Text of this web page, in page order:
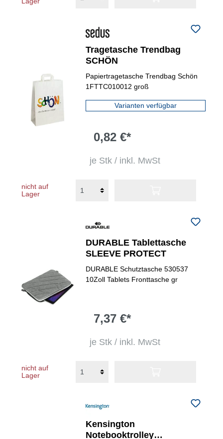
Tragetasche Trendbag
SCHÖN
Papiertragetasche Trendbag Schön
1FTTC010012 groß
Varianten verfügbar
0,82 €*
je Stk / inkl. MwSt
nicht auf
Lager
DURABLE Tablettasche
SLEEVE PROTECT
DURABLE Schutztasche 530537
10Zoll Tablets Fronttasche gr
7,37 €*
je Stk / inkl. MwSt
nicht auf
Lager
Kensington
Notebooktrolley